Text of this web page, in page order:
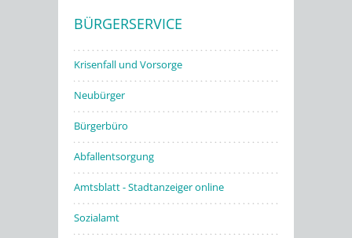
BÜRGERSERVICE
Krisenfall und Vorsorge
Neubürger
Bürgerbüro
Abfallentsorgung
Amtsblatt - Stadtanzeiger online
Sozialamt